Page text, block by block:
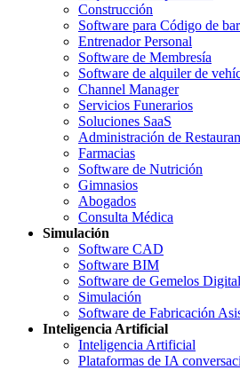
Construcción
Software para Código de
Entrenador Personal
Software de Membresía
Software de alquiler de
Channel Manager
Servicios Funerarios
Soluciones SaaS
Administración de
Farmacias
Software de Nutrición
Gimnasios
Abogados
Consulta Médica
Simulación
Software CAD
Software BIM
Software de Gemelos
Simulación
Software de Fabricación
Inteligencia Artificial
Inteligencia Artificial
Plataformas de IA